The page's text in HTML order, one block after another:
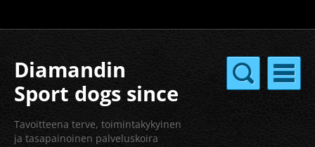
Diamandin
Sport dogs since
2004
Tavoitteena terve, toimintakykyinen
ja tasapainoinen palveluskoira